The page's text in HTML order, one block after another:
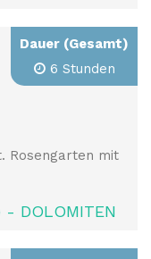
Rosengarten mit
- DOLOMITEN
Dauer (Gesamt)
6 Stunden